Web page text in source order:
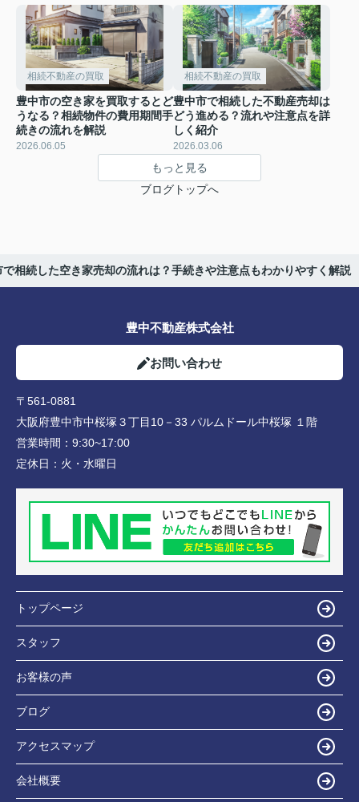
相続不動産の買取
豊中市の空き家を買取するとど
うなる？相続物件の費用期間手
続きの流れを解説
2026.06.05
相続不動産の買取
豊中市で相続した不動産売却は
どう進める？流れや注意点を詳
しく紹介
2026.03.06
もっと見る
ブログトップへ
で相続した空き家売却の流れは？手続きや注意点もわかりやすく解説
豊中不動産株式会社
お問い合わせ
〒561-0881
大阪府豊中市中桜塚３丁目10－33 パルムドール中桜塚 １階
営業時間： 9:30~17:00
定休日： 火・水曜日
トップページ
スタッフ
お客様の声
ブログ
アクセスマップ
会社概要